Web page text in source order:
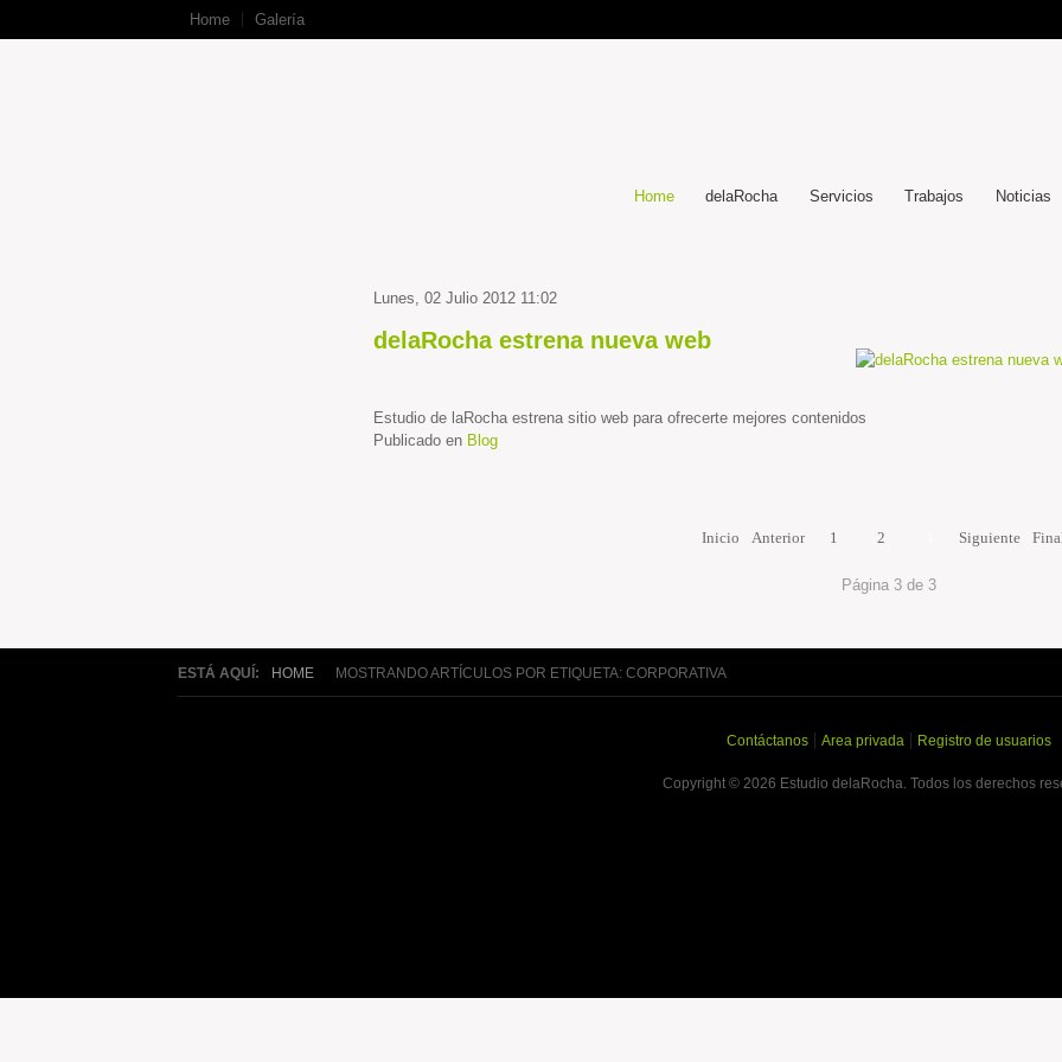
Home Galería
Home delaRocha Servicios Trabajos Noticias
Lunes, 02 Julio 2012 11:02
delaRocha estrena nueva web
Estudio de laRocha estrena sitio web para ofrecerte mejores contenidos
Publicado en Blog
Inicio Anterior 1 2 Siguiente
Página 3 de 3
ESTÁ AQUÍ: HOME MOSTRANDO ARTÍCULOS POR ETIQUETA: CORPORATIVA
Contáctanos Area privada Registro de usuarios
Copyright © 2026 Estudio delaRocha. Todos los derechos